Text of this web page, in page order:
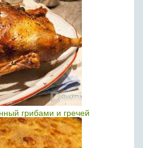
грибами и гречей